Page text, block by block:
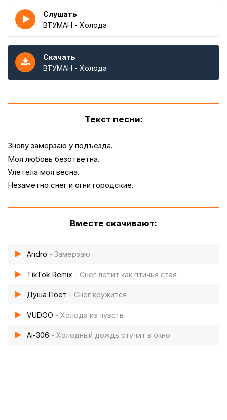
Слушать
ВТУМАН - Холода
Скачать
ВТУМАН - Холода
Текст песни:
Знову замерзаю у подъезда.
Моя любовь безответна.
Улетела моя весна.
Незаметно снег и огни городские.
Вместе скачивают:
Andro - Замерзаю
TikTok Remix - Снег летит как птичья стая
Душа Поёт‬ - Снег кружится
VUDOO - Холода из чувств
Ai-306 - Холодный дождь стучит в окно